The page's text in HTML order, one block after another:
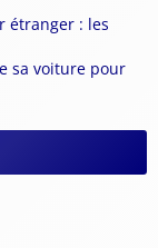
étranger : les
sa voiture pour